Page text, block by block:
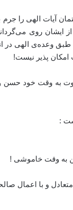
آیات الهی را
ایشان روی
وعدەی الهی در
پذیر نیست!
بە وقت خود
:
بە وقت خاموشی !
و با اعمال